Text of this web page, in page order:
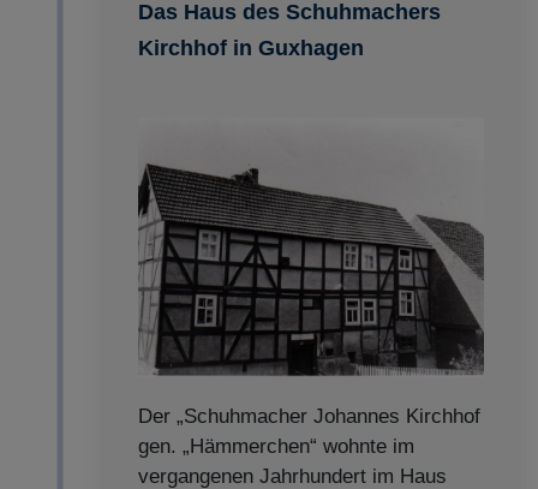
Das Haus des Schuhmachers
Kirchhof in Guxhagen
Der „Schuhmacher Johannes Kirchhof
gen. „Hämmerchen“ wohnte im
vergangenen Jahrhundert im Haus